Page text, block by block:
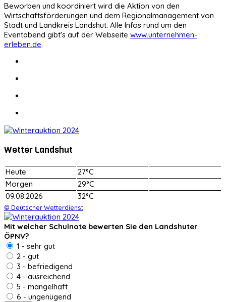
Beworben und koordiniert wird die Aktion von den
Wirtschaftsförderungen und dem Regionalmanagement von
Stadt und Landkreis Landshut. Alle Infos rund um den
Eventabend gibt's auf der Webseite www.unternehmen-
erleben.de
Wetter Landshut
Heute
27°C
Morgen
29°C
09.08.2026
32°C
© Deutscher Wetterdienst
Mit welcher Schulnote bewerten Sie den Landshuter
ÖPNV?
1 - sehr gut
2 - gut
3 - befriedigend
4 - ausreichend
5 - mangelhaft
6 - ungenügend